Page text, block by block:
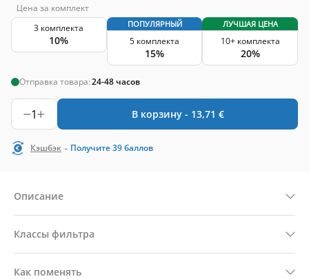
Цена за комплект
3 комплекта
10%
ПОПУЛЯРНЫЙ
5 комплекта
15%
ЛУЧШАЯ ЦЕНА
10+ комплекта
20%
Отправка товара:24-48 часов
1 В корзину - 13,71 €
Кэшбэк - Получите39баллов
Описание
Классы фильтра
Как поменять